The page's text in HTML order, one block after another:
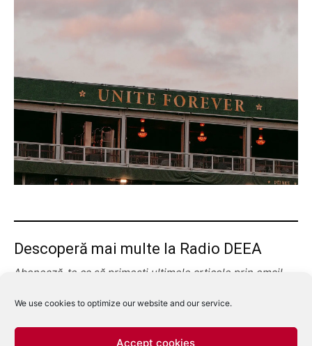
We use cookies to optimize our website and our service.
Accept cookies
Descoperă mai multe la Radio DEEA
Abonează-te ca să primești ultimele articole prin email.
Abonează-te